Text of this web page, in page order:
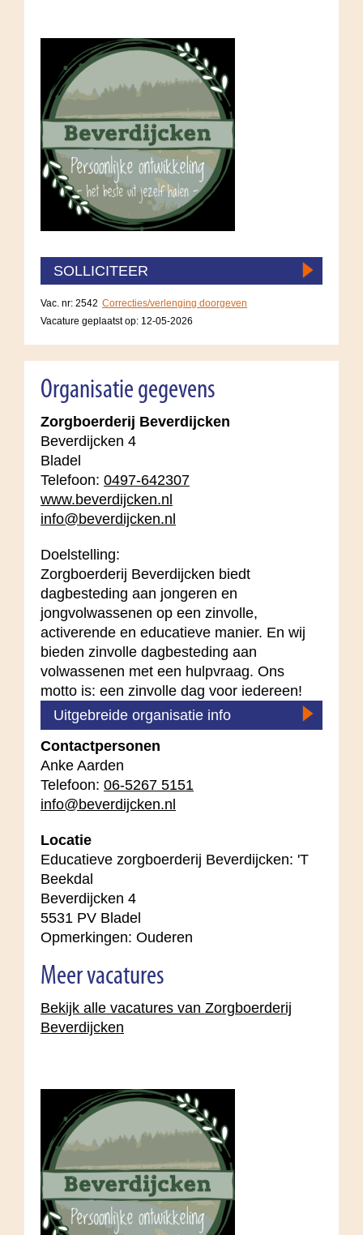
SOLLICITEER
Vac. nr: 2542 Correcties/verlenging doorgeven
Vacature geplaatst op: 12-05-2026
Organisatie gegevens
Zorgboerderij Beverdijcken
Beverdijcken 4
Bladel
Telefoon: 0497-642307
www.beverdijcken.nl
info@beverdijcken.nl
Doelstelling:
Zorgboerderij Beverdijcken biedt
dagbesteding aan jongeren en
jongvolwassenen op een zinvolle,
activerende en educatieve manier. En wij
bieden zinvolle dagbesteding aan
volwassenen met een hulpvraag. Ons
motto is: een zinvolle dag voor iedereen!
Uitgebreide organisatie info
Contactpersonen
Anke Aarden
Telefoon: 06-5267 5151
info@beverdijcken.nl
Locatie
Educatieve zorgboerderij Beverdijcken: 'T
Beekdal
Beverdijcken 4
5531 PV Bladel
Opmerkingen: Ouderen
Meer vacatures
Bekijk alle vacatures van Zorgboerderij
Beverdijcken